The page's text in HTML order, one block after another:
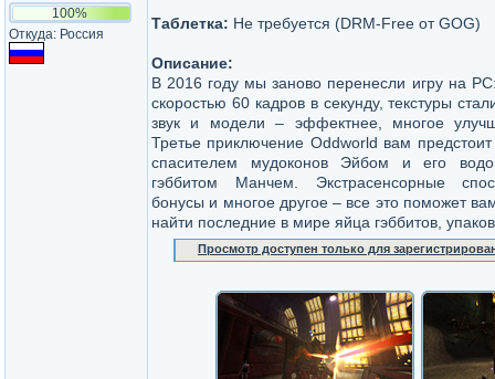
100%
Откуда: Россия
Таблетка: Не требуется (DRM-Free от GOG)
Описание:
В 2016 году мы заново перенесли игру на
скоростью 60 кадров в секунду, текстуры
звук и модели – эффектнее, многое
Третье приключение Oddworld вам
спасителем мудоконов Эйбом и его
гэббитом Манчем. Экстрасенсорные
бонусы и многое другое – все это поможет
найти последние в мире яйца гэббитов,
Просмотр доступен только для